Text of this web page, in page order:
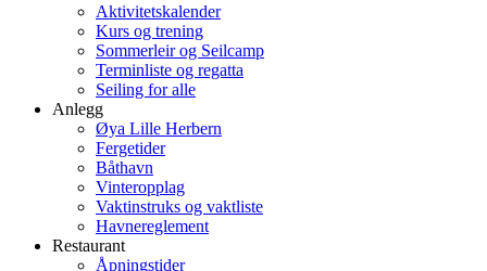
Aktivitetskalender
Kurs og trening
Sommerleir og Seilcamp
Terminliste og regatta
Seiling for alle
Anlegg
Øya Lille Herbern
Fergetider
Båthavn
Vinteropplag
Vaktinstruks og vaktliste
Havnereglement
Restaurant
Åpningstider